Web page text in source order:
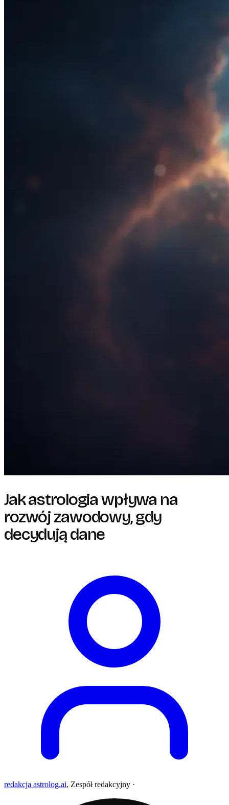
Jak astrologia wpływa na
rozwój zawodowy, gdy
decydują dane
redakcja astrolog.ai, Zespół redakcyjny ·